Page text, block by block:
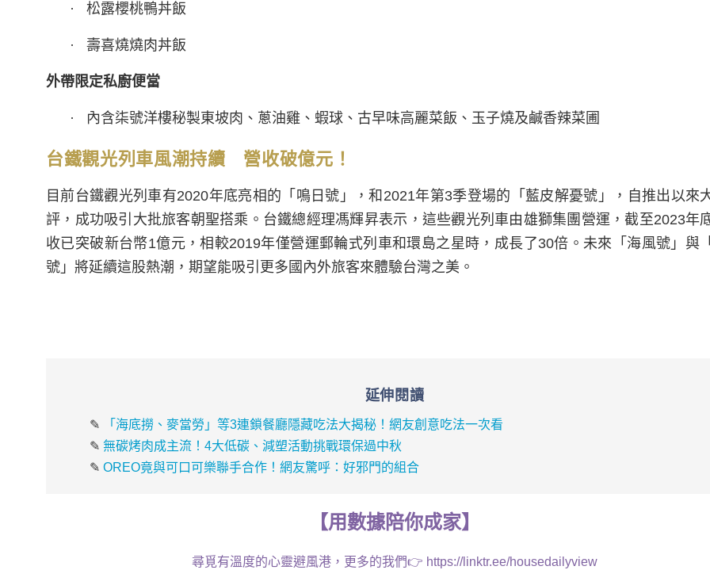
· 松露櫻桃鴨丼飯
· 壽喜燒燒肉丼飯
外帶限定私廚便當
· 內含柒號洋樓秘製東坡肉、蔥油雞、蝦球、古早味高麗菜飯、玉子燒及鹹香辣菜圃
台鐵觀光列車風潮持續 營收破億元！
目前台鐵觀光列車有2020年底亮相的「鳴日號」，和2021年第3季登場的「藍皮解憂號」，自推出以來
評，成功吸引大批旅客朝聖搭乘。台鐵總經理馮輝昇表示，這些觀光列車由雄獅集團營運，截至2023年
收已突破新台幣1億元，相較2019年僅營運郵輪式列車和環島之星時，成長了30倍。未來「海風號」與
號」將延續這股熱潮，期望能吸引更多國內外旅客來體驗台灣之美。
延伸閱讀
✎
「海底撈、麥當勞」等3連鎖餐廳隱藏吃法大揭秘！網友創意吃法一次看
✎ 無碳烤肉成主流！4大低碳、減塑活動挑戰環保過中秋
✎ OREO竟與可口可樂聯手合作！網友驚呼：好邪門的組合
【用數據陪你成家】
尋覓有溫度的心靈避風港，更多的我們👉 https://linktr.ee/housedailyview